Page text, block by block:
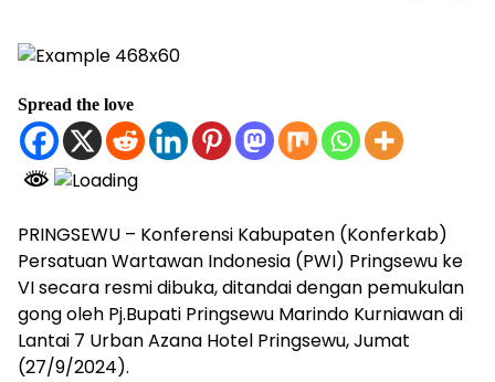
Spread the love
PRINGSEWU – Konferensi Kabupaten (Konferkab)
Persatuan Wartawan Indonesia (PWI) Pringsewu ke
VI secara resmi dibuka, ditandai dengan pemukulan
gong oleh Pj.Bupati Pringsewu Marindo Kurniawan di
Lantai 7 Urban Azana Hotel Pringsewu, Jumat
(27/9/2024).